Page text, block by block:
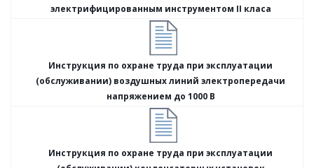
электрифицированным инструментом II класа
Инструкция по охране труда при эксплуатации
(обслуживании) воздушных линий электропередачи
напряжением до 1000 В
Инструкция по охране труда при эксплуатации